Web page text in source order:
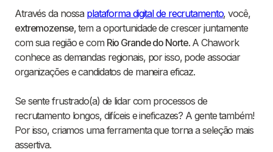
Através da nossa plataforma digital de recrutamento, você,
extremozense, tem a oportunidade de crescer juntamente
com sua região e com Rio Grande do Norte. A Chawork
conhece as demandas regionais, por isso, pode associar
organizações e candidatos de maneira eficaz.
Se sente frustrado(a) de lidar com processos de
recrutamento longos, difíceis e ineficazes? A gente também!
Por isso, criamos uma ferramenta que torna a seleção mais
assertiva.